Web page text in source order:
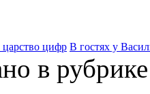
цифр В гостях у
в